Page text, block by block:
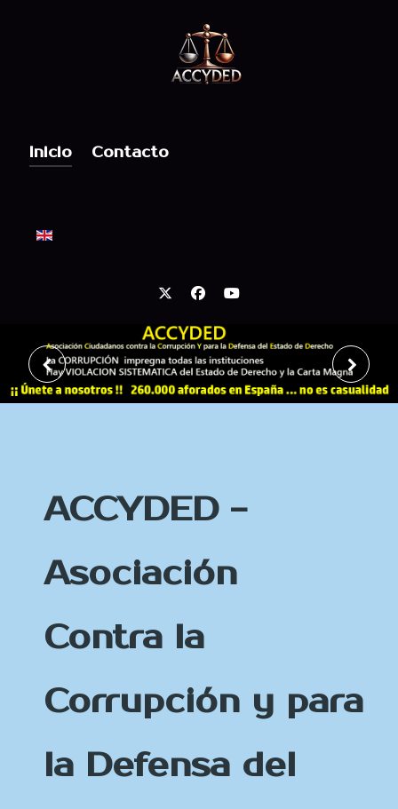
Inicio Contacto
Seleccione su idioma
ACCYDED -
Asociación
Contra la
Corrupción y para
la Defensa del